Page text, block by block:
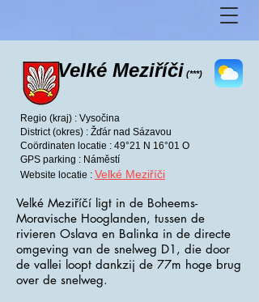
Velké Meziříči (***)
Regio (kraj) : Vysočina
District (okres) : Žďár nad Sázavou
Coördinaten locatie : 49°21 N 16°01 O
GPS parking : Náměstí
Website locatie : Velké Meziříči
Velké Meziříčí ligt in de Boheems-
Moravische Hooglanden, tussen de
rivieren Oslava en Balinka in de directe
omgeving van de snelweg D1, die door
de vallei loopt dankzij de 77m hoge brug
over de snelweg.